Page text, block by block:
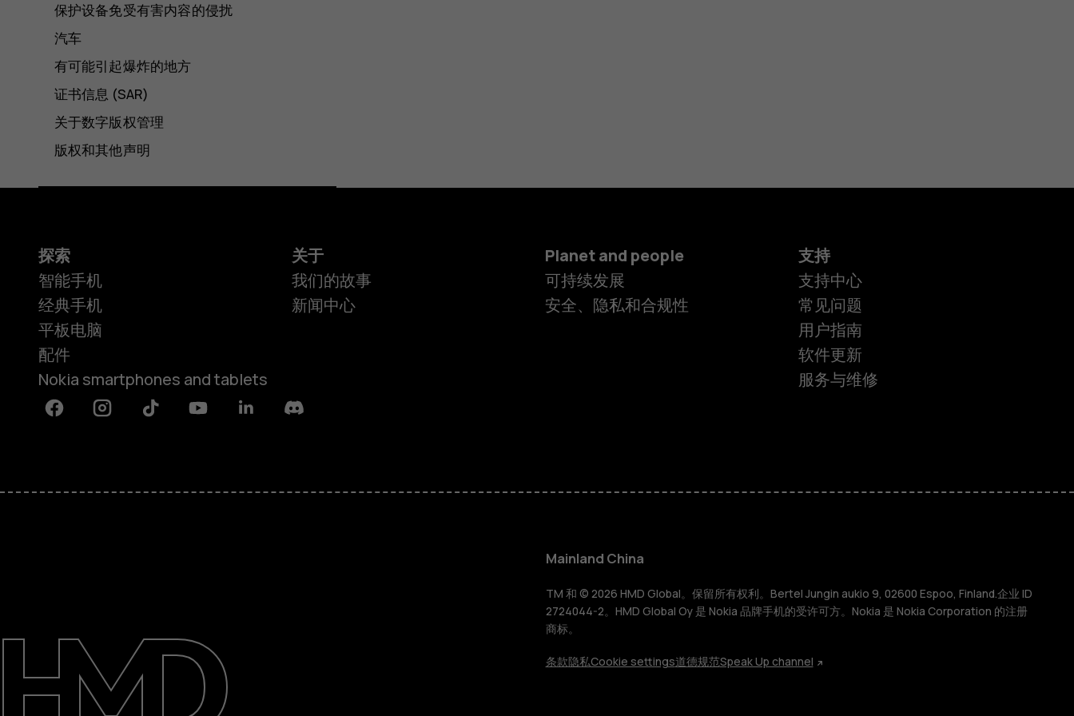
智能手机
经典手机
配件
平板电脑
Mainland China
保护设备免受有害内容的侵扰
汽车
有可能引起爆炸的地方
证书信息 (SAR)
关于数字版权管理
版权和其他声明
探索
智能手机
经典手机
平板电脑
配件
Nokia smartphones and tablets
关于
我们的故事
新闻中心
Planet and people
可持续发展
安全、隐私和合规性
支持
支持中心
常见问题
用户指南
软件更新
服务与维修
FacebookInstagramTiktok YoutubeLinkedinDiscord
Mainland China
TM 和 © 2026 HMD Global。保留所有权利。Bertel Jungin aukio 9, 02600 Espoo, Finland.企业 ID
2724044-2。HMD Global Oy 是 Nokia 品牌手机的受许可方。Nokia 是 Nokia Corporation 的注册
商标。
条款隐私Cookie settings道德规范Speak Up channel